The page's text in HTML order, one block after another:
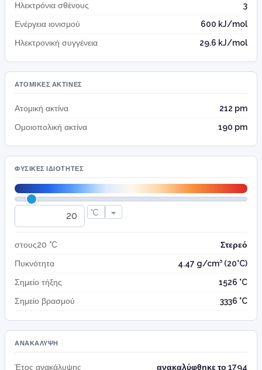
Ηλεκτρόνια σθένους
3
Ενέργεια ιονισμού
600 kJ/mol
Ηλεκτρονική συγγένεια
29.6 kJ/mol
ΑΤΟΜΙΚΈΣ ΑΚΤΊΝΕΣ
Ατομική ακτίνα
212 pm
Ομοιοπολική ακτίνα
190 pm
ΦΥΣΙΚΈΣ ΙΔΙΌΤΗΤΕΣ
στους20 °C
Στερεό
Πυκνότητα
4.47 g/cm³ (20°C)
Σημείο τήξης
1526 °C
Σημείο βρασμού
3336 °C
ΑΝΑΚΆΛΥΨΗ
Έτος ανακάλυψης ανακαλύφθηκε το 1794